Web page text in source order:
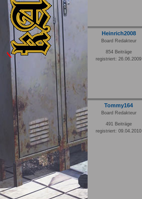
Heinrich2008
Board Redakteur
854 Beiträge
registriert: 26.06.2009
Tommy164
Board Redakteur
491 Beiträge
registriert: 09.04.2010